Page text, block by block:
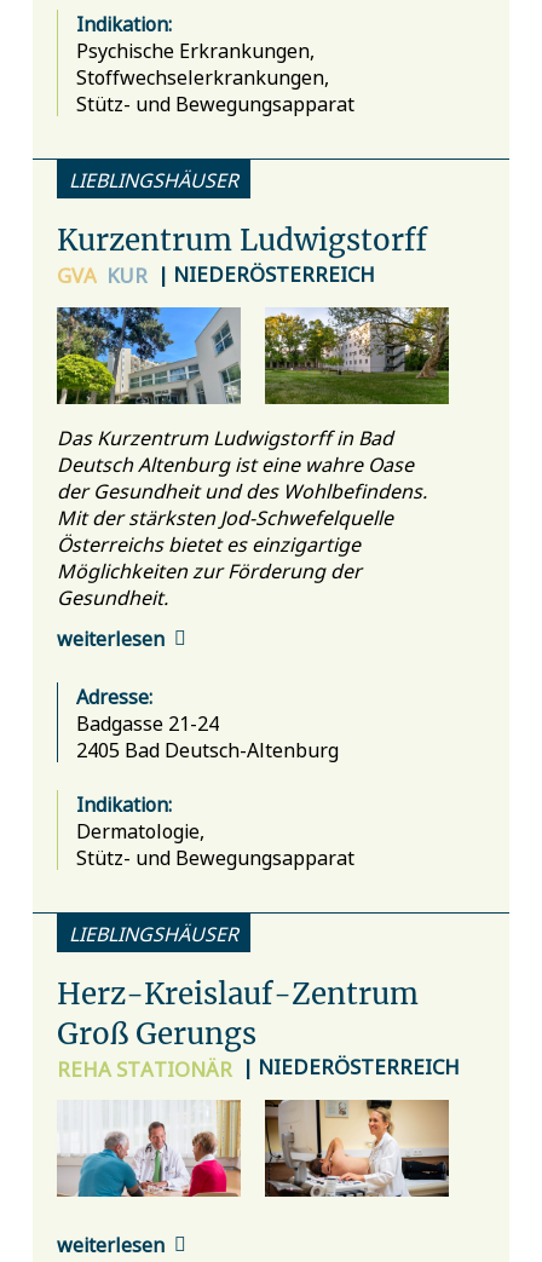
Indikation:
Psychische Erkrankungen,
Stoffwechselerkrankungen,
Stütz- und Bewegungsapparat
LIEBLINGSHÄUSER
Kurzentrum Ludwigstorff
GVA KUR | NIEDERÖSTERREICH
Das Kurzentrum Ludwigstorff in Bad
Deutsch Altenburg ist eine wahre Oase
der Gesundheit und des Wohlbefindens.
Mit der stärksten Jod-Schwefelquelle
Österreichs bietet es einzigartige
Möglichkeiten zur Förderung der
Gesundheit.
weiterlesen
Adresse:
Badgasse 21-24
2405 Bad Deutsch-Altenburg
Indikation:
Dermatologie,
Stütz- und Bewegungsapparat
LIEBLINGSHÄUSER
Herz-Kreislauf-Zentrum
Groß Gerungs
REHA STATIONÄR | NIEDERÖSTERREICH
weiterlesen